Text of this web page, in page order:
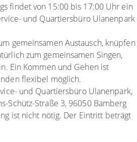
findet von 15:00 bis 17:00 Uhr ein
und Quartiersbüro Ulanenpark
gemeinsamen Austausch, knüpfen
zum gemeinsamen Singen,
Ein Kommen und Gehen ist
flexibel möglich.
und Quartiersbüro Ulanenpark,
Schütz-Straße 3, 96050 Bamberg
ist nicht nötig. Der Eintritt beträgt